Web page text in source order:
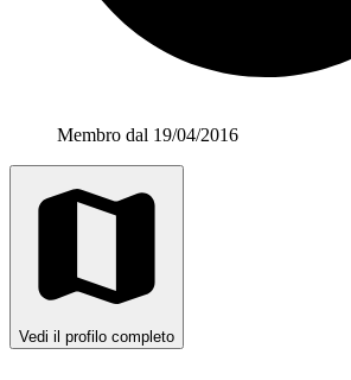
Membro dal 19/04/2016
Vedi il profilo completo